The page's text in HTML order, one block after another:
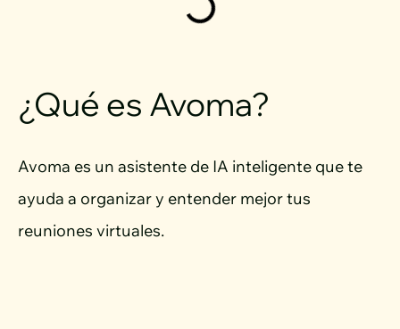
¿Qué es Avoma?
Avoma es un asistente de IA inteligente que te
ayuda a organizar y entender mejor tus
reuniones virtuales.